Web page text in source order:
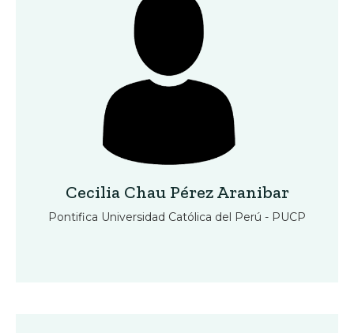
Cecilia Chau Pérez Aranibar
Pontifica Universidad Católica del Perú - PUCP